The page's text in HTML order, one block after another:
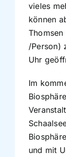
vieles
können
/Person)
Uhr
Im
und mit